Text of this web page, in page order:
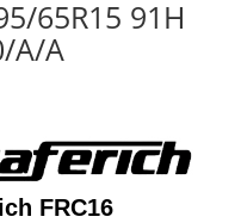
65R15 91H
A/A
FRC16